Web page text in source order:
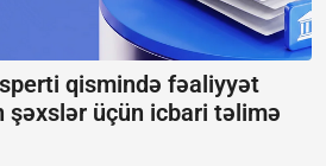
qismində fəaliyyət
üçün icbari təlimə